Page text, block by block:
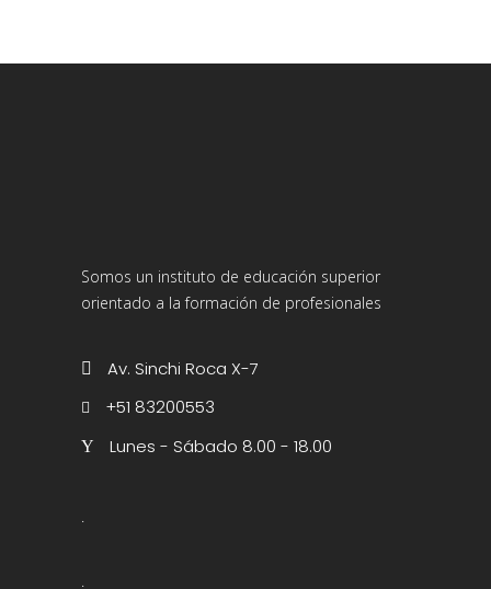
Somos un instituto de educación superior
orientado a la formación de profesionales
Av. Sinchi Roca X-7
+51 83200553
Lunes - Sábado 8.00 - 18.00